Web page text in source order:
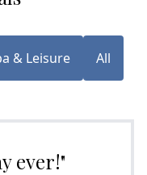
& Leisure All
ever!"